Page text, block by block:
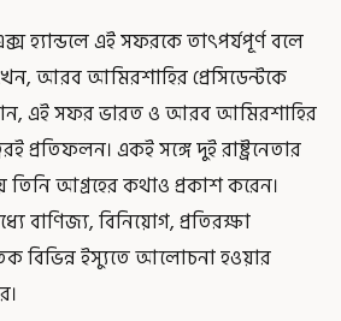
হ্যান্ডলে এই সফরকে তাৎপর্যপূর্ণ বলে
আরব আমিরশাহির প্রেসিডেন্টকে
এই সফর ভারত ও আরব আমিরশাহির
প্রতিফলন। একই সঙ্গে দুই রাষ্ট্রনেতার
আগ্রহের কথাও প্রকাশ করেন।
বাণিজ্য, বিনিয়োগ, প্রতিরক্ষা
বিভিন্ন ইস্যুতে আলোচনা হওয়ার